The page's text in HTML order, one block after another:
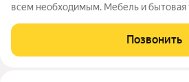
всем необходимым. Мебель и бытовая
кровли. В пешей доступности школы,
продуктовые магазины, пвз,
Позвонить